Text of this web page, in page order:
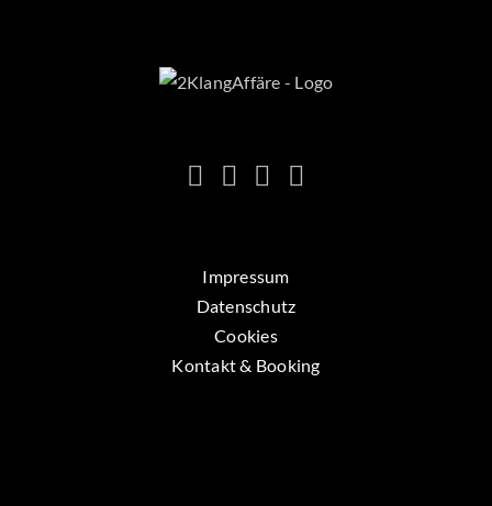
Impressum
Datenschutz
Cookies
Kontakt & Booking